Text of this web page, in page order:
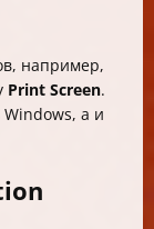
например,
Print Screen.
Windows, а и